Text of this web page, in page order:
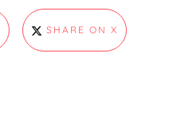
SHARE ON X